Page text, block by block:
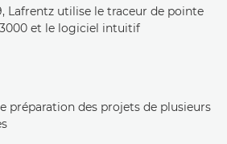
Lafrentz utilise le traceur de pointe
et le logiciel intuitif
préparation des projets de plusieurs